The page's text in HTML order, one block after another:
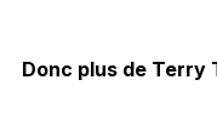
Donc plus de Terry